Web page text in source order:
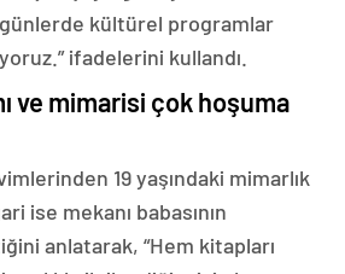
kültürel programlar
ifadelerini kullandı.
ve mimarisi çok hoşuma
19 yaşındaki mimarlık
ise mekanı babasının
anlatarak, “Hem kitapları